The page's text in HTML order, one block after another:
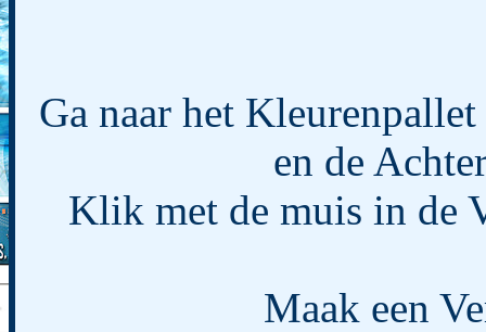
Ga naar het
en de
Klik met de muis in de
Maak een